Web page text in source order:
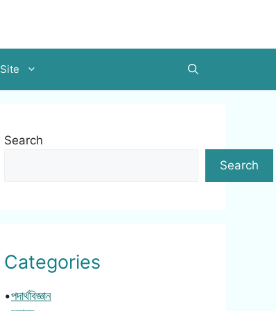
Site
Search
Search
Categories
•পদার্থবিজ্ঞান